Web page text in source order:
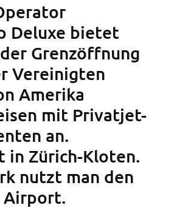
Deluxe bietet
Grenzöffnung
Vereinigten
Amerika
mit Privatjet-
an.
in Zürich-Kloten.
nutzt man den
Airport.